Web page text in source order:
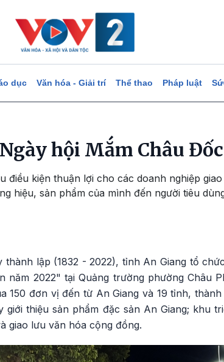
dục Văn hóa - Giải trí Thể thao Pháp luật
hội Mắm Châu Đốc
điều kiện thuận lợi cho các doanh nghiệp
hiệu, sản phẩm của mình đến người tiêu
thành lập (1832 - 2022), tỉnh An Giang tổ
năm 2022" tại Quảng trường phường Châu
150 đơn vị đến từ An Giang và 19 tỉnh,
thiệu sản phẩm đặc sản An Giang; khu
giao lưu văn hóa cộng đồng.